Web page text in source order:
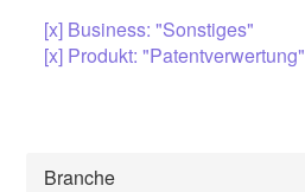
[x] Business: "Sonstiges"
[x] Produkt: "Patentverwertung"
Branche